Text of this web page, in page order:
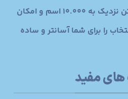
نمایید. این سایت با داشتن نزدیک به 10.000 اسم و امکان
را برای شما آسانتر و ساده
های مفید